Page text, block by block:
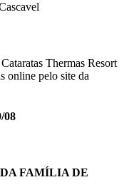
Thermas Resort
online pelo site da
08
FAMÍLIA DE